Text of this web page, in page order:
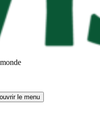
ouvrir le menu